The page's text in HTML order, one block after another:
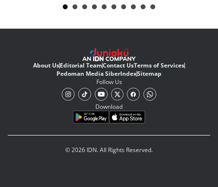
About UsEditorial TeamContact UsTerms of Services
Pedoman Media SiberIndexSitemap
Follow Us
Download
© 2026 IDN. All Rights Reserved.